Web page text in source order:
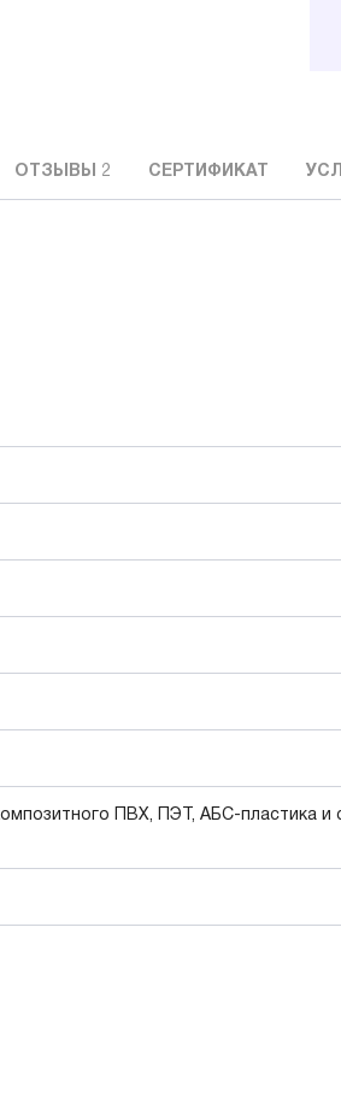
ОТЗЫВЫ 2 СЕРТИФИКАТ
ПВХ, ПЭТ, АБС-пластика и